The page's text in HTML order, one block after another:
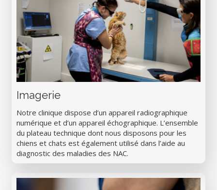
Imagerie
Notre clinique dispose d’un appareil radiographique
numérique et d’un appareil échographique. L’ensemble
du plateau technique dont nous disposons pour les
chiens et chats est également utilisé dans l’aide au
diagnostic des maladies des NAC.